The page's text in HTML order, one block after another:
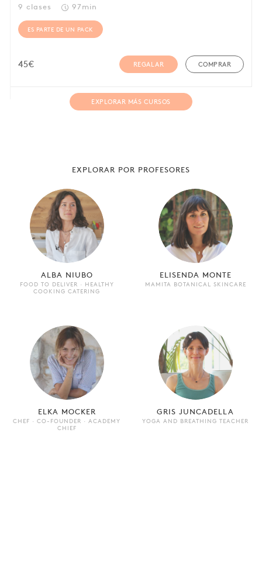
9 clases 97min
ES PARTE DE UN PACK
45€ REGALAR COMPRAR
EXPLORAR MÁS CURSOS
EXPLORAR POR PROFESORES
ALBA NIUBO
FOOD TO DELIVER · HEALTHY
COOKING CATERING
ELISENDA MONTE
MAMITA BOTANICAL SKINCARE
ELKA MOCKER
CHEF · CO-FOUNDER · ACADEMY
CHIEF
GRIS JUNCADELLA
YOGA AND BREATHING TEACHER